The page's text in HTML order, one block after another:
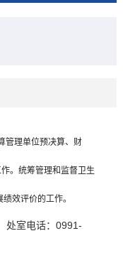
管理单位预决算、财
。统筹管理和监督卫生
效评价的工作。
室电话：0991-